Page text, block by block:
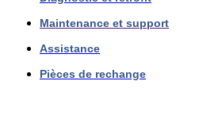
Maintenance et support
Assistance
Pièces de rechange